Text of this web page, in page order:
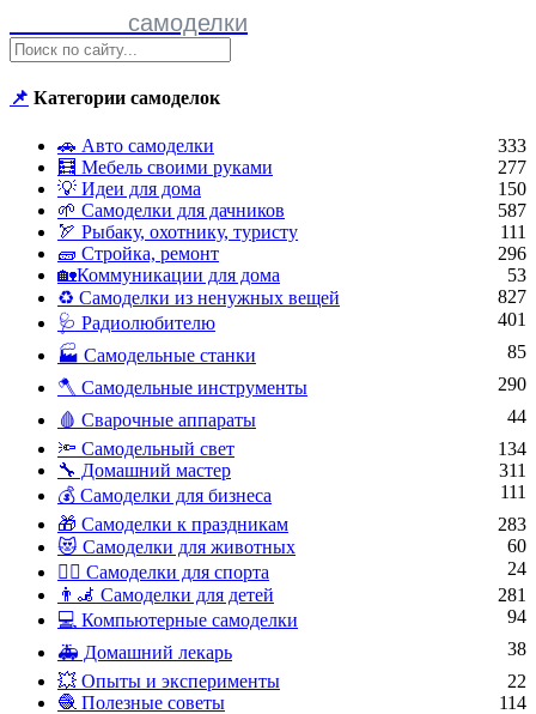
самоделки
📌 Категории самоделок
🚗 Авто самоделки
333
🧮 Мебель своими руками
277
💡 Идеи для дома
150
🌱 Самоделки для дачников
587
🏹 Рыбаку, охотнику, туристу
111
🧱 Стройка, ремонт
296
🏡Коммуникации для дома
53
♻ Самоделки из ненужных вещей
827
🩺 Радиолюбителю
401
🏭 Самодельные станки
85
🪓 Самодельные инструменты
290
🩸 Сварочные аппараты
44
🔦 Самодельный свет
134
🔧 Домашний мастер
311
💰 Самоделки для бизнеса
111
🎁 Самоделки к праздникам
283
😻 Самоделки для животных
60
🏋️‍♀️ Самоделки для спорта
24
👨‍🦼 Самоделки для детей
281
💻 Компьютерные самоделки
94
🚑 Домашний лекарь
38
💥 Опыты и эксперименты
22
🧶 Полезные советы
114